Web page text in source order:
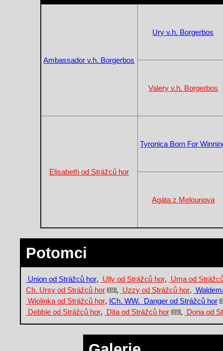
Ambassador v.h. Borgerbos
Ury v.h. Borgerbos
Valery v.h. Borgerbos
Elisabeth od Strážců hor
Tyronica Born For
Agáta z Melounova
Potomci
Union od Strážců hor, Ully od Strážců hor, Uma od
Ch. Ursy od Strážců hor
, Uzzy od Strážců hor,
Wiolinka od Strážců hor, ICh. WW. Danger od Strážců hor
Debbie od Strážců hor, Dita od Strážců hor , Dona od